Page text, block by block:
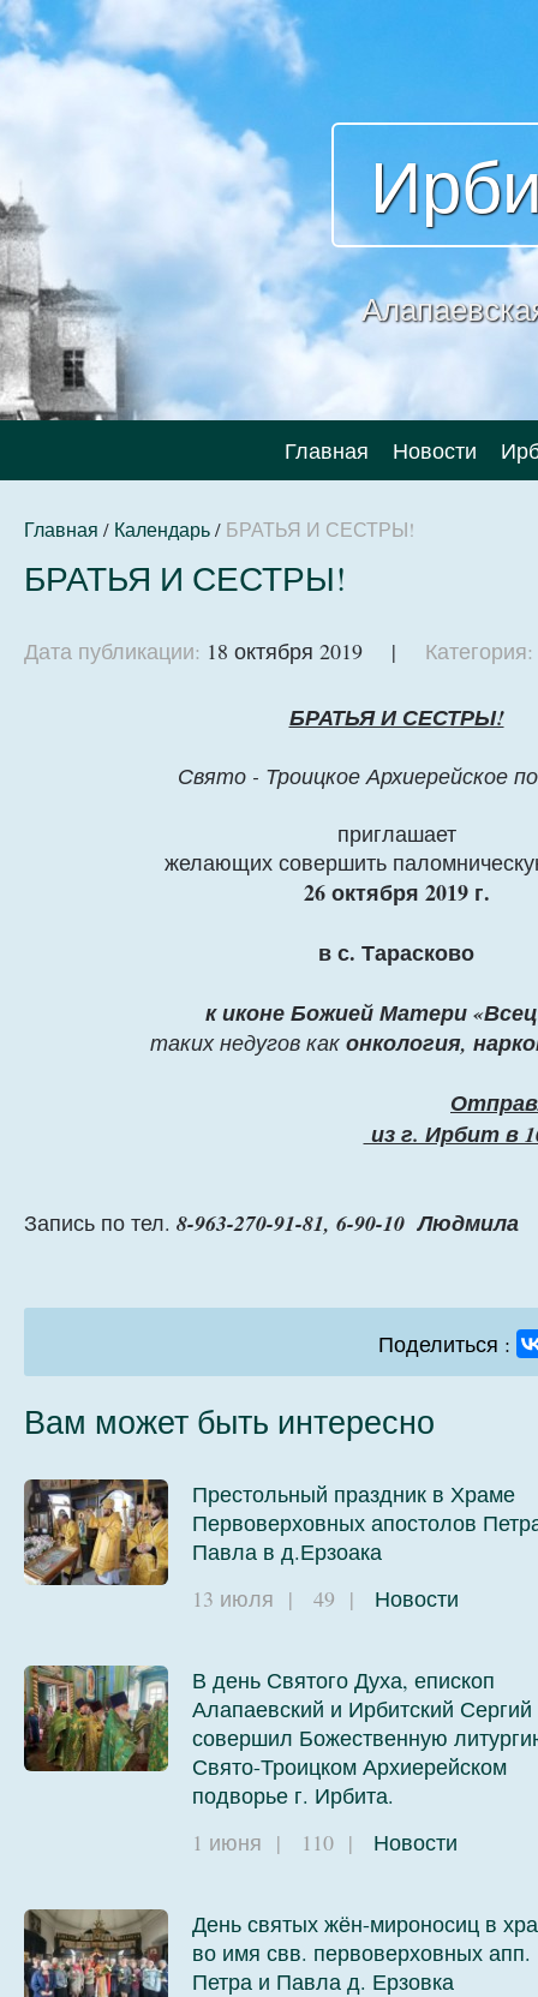
Главная Новости
Главная / Календарь/ БРАТЬЯ И СЕСТРЫ!
БРАТЬЯ И СЕСТРЫ!
Дата публикации: 18 октября 2019 | Категория:
БРАТЬЯ И СЕСТРЫ!
Свято - Троицкое Архиерейское
приглашает
желающих совершить
26 октября 2019 г.
в с. Тарасково
к иконе Божией Матери
таких недугов как онкология,
из г. Ирбит в
Запись по тел. 8-963-270-91-81, 6-90-10 Людмила
Поделиться :
Вам может быть интересно
Престольный праздник в Храме
Первоверховных апостолов
Павла в д.Ерзоака
13 июля | 49 | Новости
В день Святого Духа, епископ
Алапаевский и Ирбитский Сергий
совершил Божественную
Свято-Троицком Архиерейском
подворье г. Ирбита.
1 июня | 110 | Новости
День святых жён-мироносиц в
во имя свв. первоверховных апп.
Петра и Павла д. Ерзовка